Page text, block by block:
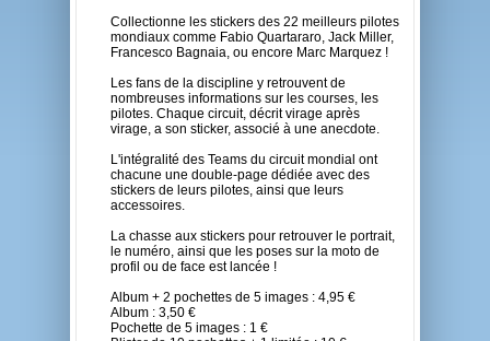
Collectionne les stickers des 22 meilleurs pilotes
mondiaux comme Fabio Quartararo, Jack Miller,
Francesco Bagnaia, ou encore Marc Marquez !
Les fans de la discipline y retrouvent de
nombreuses informations sur les courses, les
pilotes. Chaque circuit, décrit virage après
virage, a son sticker, associé à une anecdote.
L'intégralité des Teams du circuit mondial ont
chacune une double-page dédiée avec des
stickers de leurs pilotes, ainsi que leurs
accessoires.
La chasse aux stickers pour retrouver le portrait,
le numéro, ainsi que les poses sur la moto de
profil ou de face est lancée !
Album + 2 pochettes de 5 images : 4,95 €
Album : 3,50 €
Pochette de 5 images : 1 €